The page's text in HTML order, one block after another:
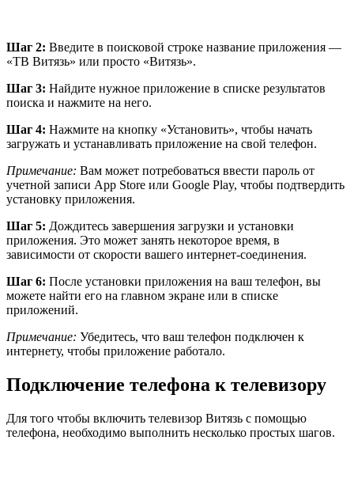
Шаг 2: Введите в поисковой строке название приложения —
«ТВ Витязь» или просто «Витязь».
Шаг 3: Найдите нужное приложение в списке результатов
поиска и нажмите на него.
Шаг 4: Нажмите на кнопку «Установить», чтобы начать
загружать и устанавливать приложение на свой телефон.
Примечание: Вам может потребоваться ввести пароль от
учетной записи App Store или Google Play, чтобы подтвердить
установку приложения.
Шаг 5: Дождитесь завершения загрузки и установки
приложения. Это может занять некоторое время, в
зависимости от скорости вашего интернет-соединения.
Шаг 6: После установки приложения на ваш телефон, вы
можете найти его на главном экране или в списке
приложений.
Примечание: Убедитесь, что ваш телефон подключен к
интернету, чтобы приложение работало.
Подключение телефона к телевизору
Для того чтобы включить телевизор Витязь с помощью
телефона, необходимо выполнить несколько простых шагов.